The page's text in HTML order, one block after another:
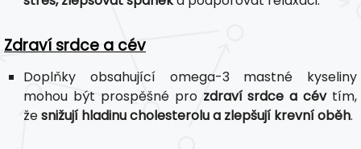
Zdraví srdce a cév
Doplňky obsahující omega-3 mastné kyseliny
mohou být prospěšné pro zdraví srdce a cévtím,
žesnižují hladinu cholesterolu a zlepšují krevní oběh.